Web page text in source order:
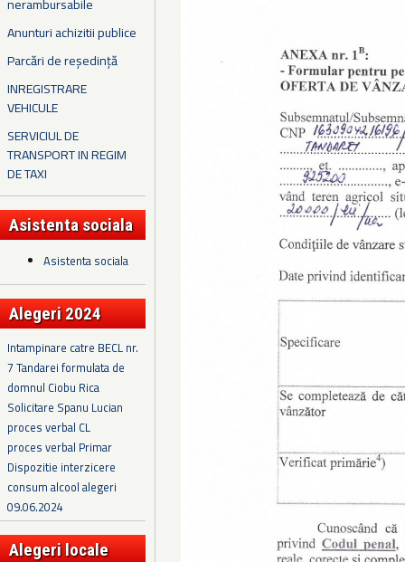
nerambursabile
Anunturi achizitii publice
Parcări de reședință
INREGISTRARE
VEHICULE
SERVICIUL DE
TRANSPORT IN REGIM
DE TAXI
Asistenta sociala
Asistenta sociala
Alegeri 2024
Intampinare catre BECL nr.
7 Tandarei formulata de
domnul Ciobu Rica
Solicitare Spanu Lucian
proces verbal CL
proces verbal Primar
Dispozitie interzicere
consum alcool alegeri
09.06.2024
Alegeri locale